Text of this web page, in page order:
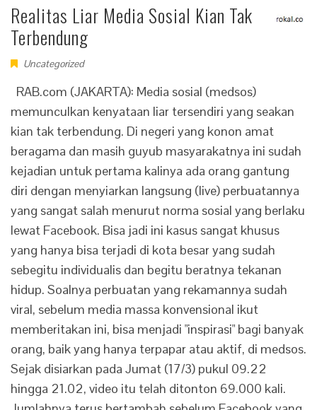
Realitas Liar Media Sosial Kian Tak
Terbendung
Uncategorized
RAB.com (JAKARTA): Media sosial (medsos)
memunculkan kenyataan liar tersendiri yang seakan
kian tak terbendung. Di negeri yang konon amat
beragama dan masih guyub masyarakatnya ini sudah
kejadian untuk pertama kalinya ada orang gantung
diri dengan menyiarkan langsung (live) perbuatannya
yang sangat salah menurut norma sosial yang berlaku
lewat Facebook. Bisa jadi ini kasus sangat khusus
yang hanya bisa terjadi di kota besar yang sudah
sebegitu individualis dan begitu beratnya tekanan
hidup. Soalnya perbuatan yang rekamannya sudah
viral, sebelum media massa konvensional ikut
memberitakan ini, bisa menjadi "inspirasi" bagi banyak
orang, baik yang hanya terpapar atau aktif, di medsos.
Sejak disiarkan pada Jumat (17/3) pukul 09.22
hingga 21.02, video itu telah ditonton 69.000 kali.